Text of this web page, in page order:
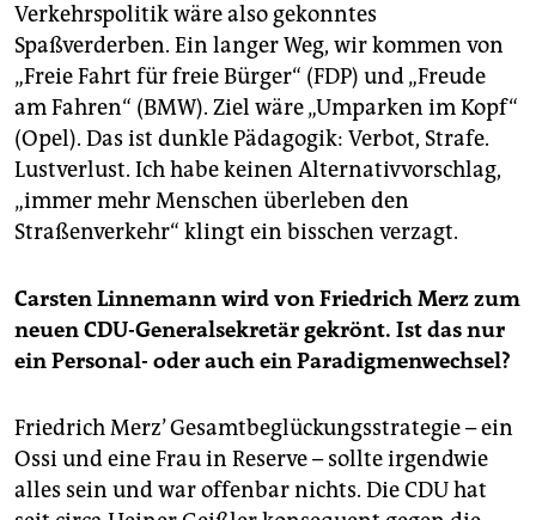
Verkehrspolitik wäre also gekonntes
Spaßverderben. Ein langer Weg, wir kommen von
„Freie Fahrt für freie Bürger“ (FDP) und „Freude
am Fahren“ (BMW). Ziel wäre „Umparken im Kopf“
(Opel). Das ist dunkle Pädagogik: Verbot, Strafe.
Lustverlust. Ich habe keinen Alternativvorschlag,
„immer mehr Menschen überleben den
Straßenverkehr“ klingt ein bisschen verzagt.
Carsten Linnemann wird von Friedrich Merz zum
neuen CDU-Generalsekretär gekrönt. Ist das nur
ein Personal- oder auch ein Paradigmenwechsel?
Friedrich Merz’ Gesamtbeglückungsstrategie – ein
Ossi und eine Frau in Reserve – sollte irgendwie
alles sein und war offenbar nichts. Die CDU hat